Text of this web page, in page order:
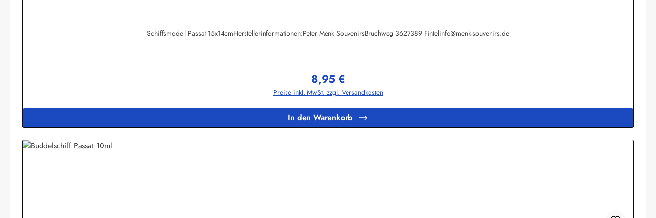
Schiffsmodell Passat 15x14cmHerstellerinformationen:Peter Menk SouvenirsBruchweg 3627389 Fintelinfo@menk-souvenirs.de
Regulärer Preis:
8,95 €
Preise inkl. MwSt. zzgl. Versandkosten
In den Warenkorb